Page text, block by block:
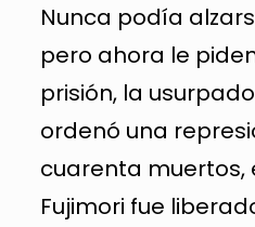
Nunca podía
pero ahora le
prisión, la
ordenó una
cuarenta muertos,
Fujimori fue